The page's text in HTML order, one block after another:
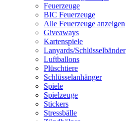
Feuerzeuge
BIC Feuerzeuge
Alle Feuerzeuge anzeigen
Giveaways
Kartenspiele
Lanyards/Schlüsselbänder
Luftballons
Plüschtiere
Schlüsselanhänger
Spiele
Spielzeuge
Stickers
Stressbälle